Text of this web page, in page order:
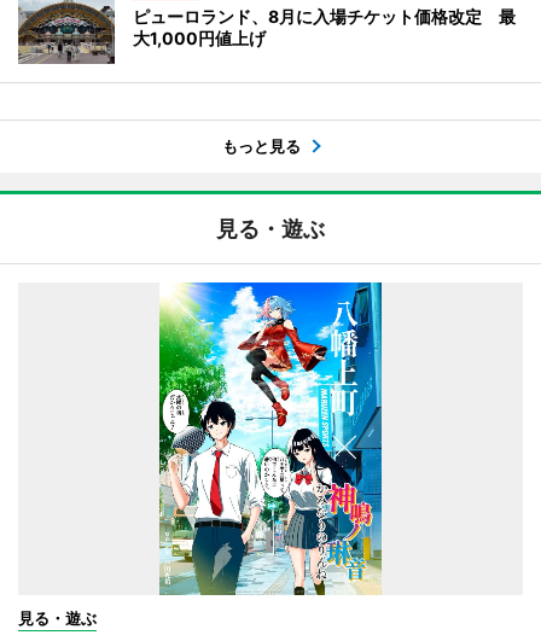
ピューロランド、8月に入場チケット価格改定 最
大1,000円値上げ
もっと見る
見る・遊ぶ
見る・遊ぶ